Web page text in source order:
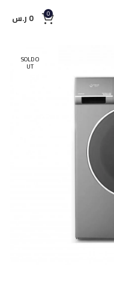
0
0 ر.س
SOLD O
UT